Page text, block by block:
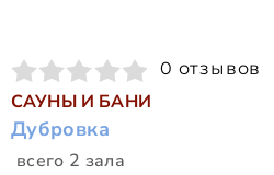
0 отзывов
САУНЫ И БАНИ
Дубровка
всего 2 зала